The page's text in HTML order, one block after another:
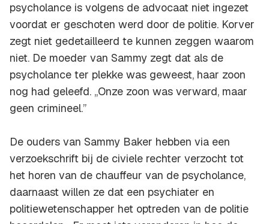
psycholance is volgens de advocaat niet ingezet
voordat er geschoten werd door de politie. Korver
zegt niet gedetailleerd te kunnen zeggen waarom
niet. De moeder van Sammy zegt dat als de
psycholance ter plekke was geweest, haar zoon
nog had geleefd. ,,Onze zoon was verward, maar
geen crimineel.”
De ouders van Sammy Baker hebben via een
verzoekschrift bij de civiele rechter verzocht tot
het horen van de chauffeur van de psycholance,
daarnaast willen ze dat een psychiater en
politiewetenschapper het optreden van de politie